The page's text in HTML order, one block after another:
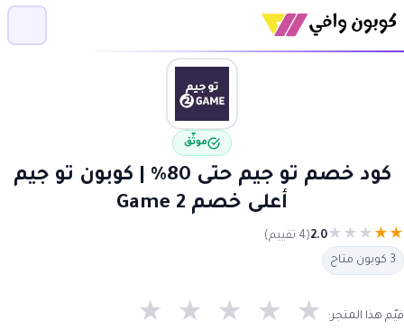
موثّق
كود خصم تو جيم حتى 80% | كوبون تو جيم
أعلى خصم 2 Game
★
★
★
★
★
2.0(4 تقييم)
3 كوبون متاح
قيّم هذا المتجر: ★ ★ ★ ★ ★